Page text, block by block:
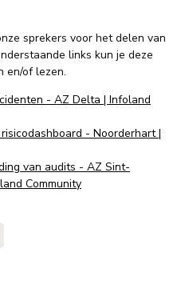
sprekers voor het delen van
links kun je deze
en/of lezen.
- AZ Delta | Infoland
- Noorderhart |
van audits - AZ Sint-
Community